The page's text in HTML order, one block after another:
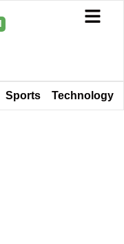
Sports Technology